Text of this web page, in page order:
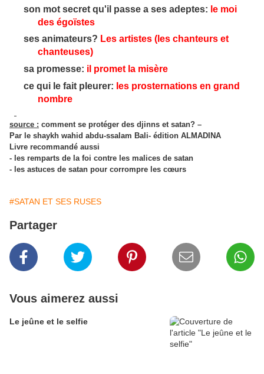
son mot secret qu'il passe a ses adeptes: le moi
des égoïstes
ses animateurs? Les artistes (les chanteurs et
chanteuses)
sa promesse: il promet la misère
ce qui le fait pleurer: les prosternations en grand
nombre
source : comment se protéger des djinns et satan? –
Par le shaykh wahid abdu-ssalam Bali- édition ALMADINA
Livre recommandé aussi
- les remparts de la foi contre les malices de satan
- les astuces de satan pour corrompre les cœurs
#SATAN ET SES RUSES
Partager
Vous aimerez aussi
Le jeûne et le selfie